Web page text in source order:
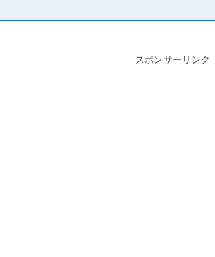
スポンサーリンク